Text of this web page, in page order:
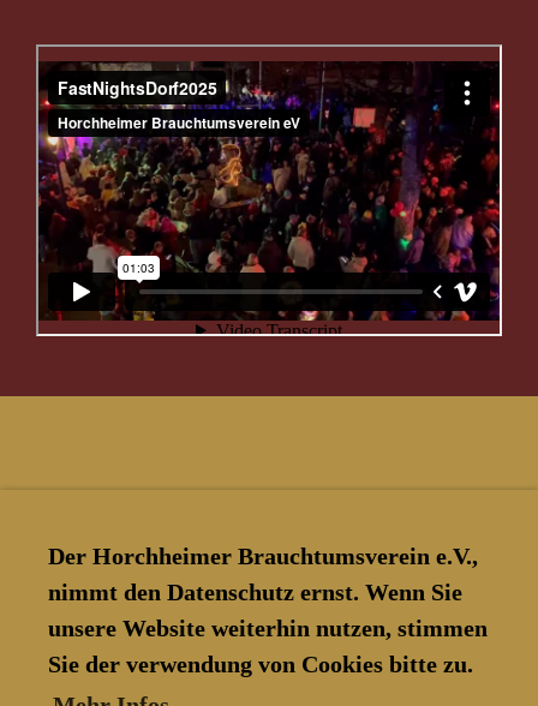
Der Horchheimer Brauchtumsverein e.V.,
nimmt den Datenschutz ernst. Wenn Sie
unsere Website weiterhin nutzen, stimmen
Sie der verwendung von Cookies bitte zu.
© Horchheimer Brauchtumsverein